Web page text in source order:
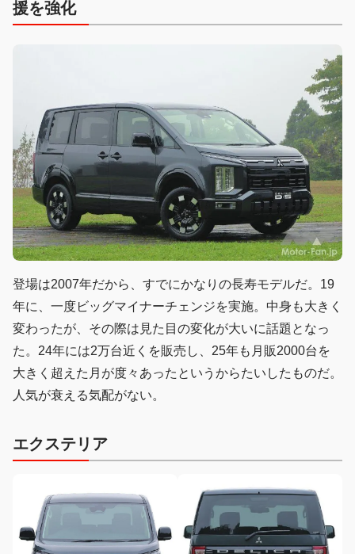
援を強化
登場は2007年だから、すでにかなりの長寿モデルだ。19
年に、一度ビッグマイナーチェンジを実施。中身も大きく
変わったが、その際は見た目の変化が大いに話題となっ
た。24年には2万台近くを販売し、25年も月販2000台を
大きく超えた月が度々あったというからたいしたものだ。
人気が衰える気配がない。
エクステリア